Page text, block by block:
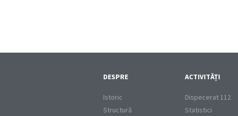
DESPRE
Istoric
Structură
ACTIVITĂȚI
Dispecerat 112
Statistici